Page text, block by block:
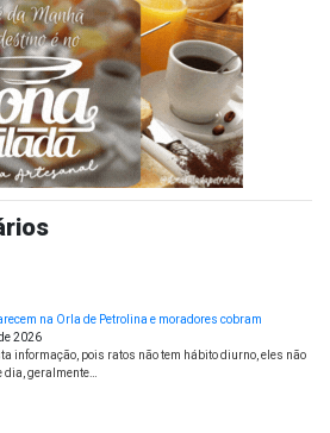
na Orla de Petrolina e moradores cobram
2026
informação, pois ratos não tem hábito diurno, eles não
dia, geralmente…